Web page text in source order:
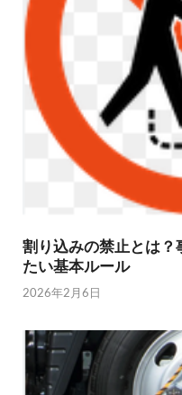
割り込みの禁止とは？
たい基本ルール
2026年2月6日